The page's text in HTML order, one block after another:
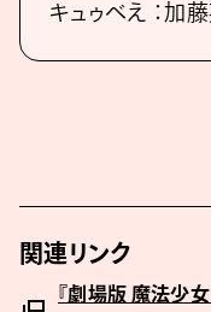
キュゥべえ ：加
関連リンク
『劇場版 魔法少